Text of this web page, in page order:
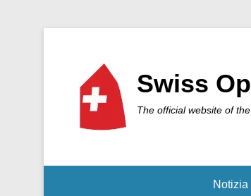
Swiss
The official website of
Notizia